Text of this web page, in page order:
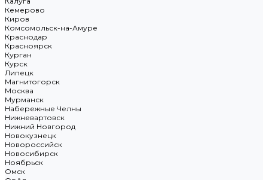
Кемерово
Киров
Комсомольск-на-Амуре
Краснодар
Красноярск
Курган
Курск
Липецк
Магнитогорск
Москва
Мурманск
Набережные Челны
Нижневартовск
Нижний Новгород
Новокузнецк
Новороссийск
Новосибирск
Ноябрьск
Омск